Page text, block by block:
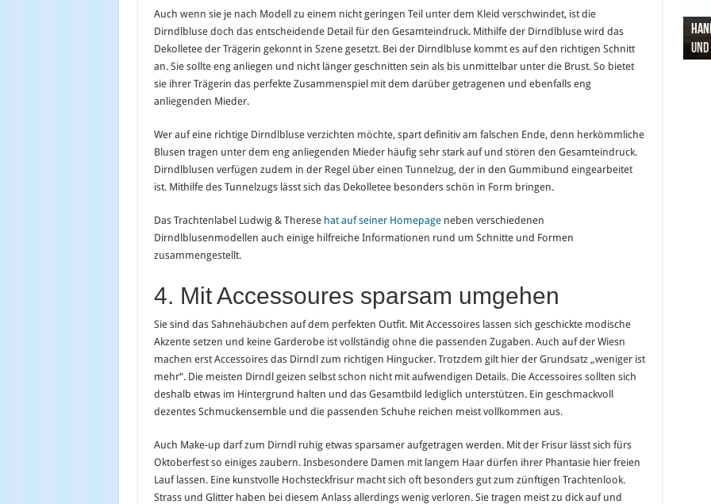
Auch wenn sie je nach Modell zu einem nicht geringen Teil unter dem Kleid verschwindet, ist die
Dirndlbluse doch das entscheidende Detail für den Gesamteindruck. Mithilfe der Dirndlbluse wird das
Dekolletee der Trägerin gekonnt in Szene gesetzt. Bei der Dirndlbluse kommt es auf den richtigen Schnitt
an. Sie sollte eng anliegen und nicht länger geschnitten sein als bis unmittelbar unter die Brust. So bietet
sie ihrer Trägerin das perfekte Zusammenspiel mit dem darüber getragenen und ebenfalls eng
anliegenden Mieder.
Wer auf eine richtige Dirndlbluse verzichten möchte, spart definitiv am falschen Ende, denn herkömmliche
Blusen tragen unter dem eng anliegenden Mieder häufig sehr stark auf und stören den Gesamteindruck.
Dirndlblusen verfügen zudem in der Regel über einen Tunnelzug, der in den Gummibund eingearbeitet
ist. Mithilfe des Tunnelzugs lässt sich das Dekolletee besonders schön in Form bringen.
Das Trachtenlabel Ludwig & Therese hat auf seiner Homepageneben verschiedenen
Dirndlblusenmodellen auch einige hilfreiche Informationen rund um Schnitte und Formen
zusammengestellt.
4. Mit Accessoures sparsam umgehen
Sie sind das Sahnehäubchen auf dem perfekten Outfit. Mit Accessoires lassen sich geschickte modische
Akzente setzen und keine Garderobe ist vollständig ohne die passenden Zugaben. Auch auf der Wiesn
machen erst Accessoires das Dirndl zum richtigen Hingucker. Trotzdem gilt hier der Grundsatz „weniger ist
mehr“. Die meisten Dirndl geizen selbst schon nicht mit aufwendigen Details. Die Accessoires sollten sich
deshalb etwas im Hintergrund halten und das Gesamtbild lediglich unterstützen. Ein geschmackvoll
dezentes Schmuckensemble und die passenden Schuhe reichen meist vollkommen aus.
Auch Make-up darf zum Dirndl ruhig etwas sparsamer aufgetragen werden. Mit der Frisur lässt sich fürs
Oktoberfest so einiges zaubern. Insbesondere Damen mit langem Haar dürfen ihrer Phantasie hier freien
Lauf lassen. Eine kunstvolle Hochsteckfrisur macht sich oft besonders gut zum zünftigen Trachtenlook.
Strass und Glitter haben bei diesem Anlass allerdings wenig verloren. Sie tragen meist zu dick auf und
Pro